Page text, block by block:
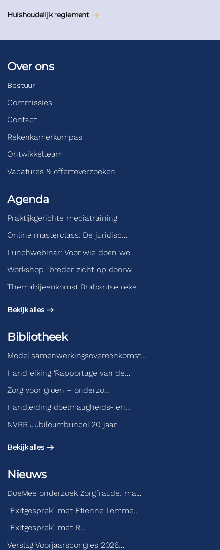
Huishoudelijk reglement
Over ons
Bestuur
Commissies
Contact
Rekenkamerkompas
Ontwikkelteam
Vacatures & offerteverzoeken
Agenda
Praktijkgerichte mediatraining
Online masterclass: De juridisc…
Lunchwebinar: Voor wie doen we…
Workshop “breder zicht op doorw…
Themabijeenkomst Brabantse reke…
Bekijk alles
Bibliotheek
Model samenwerkingsovereenkomst…
Handreiking ‘Rapportage van de…
Zorg voor groen – onderzo…
Handleiding doelmatigheids- en…
NVRR Jubileumbundel 20 jaar
Bekijk alles
Nieuws
DoeMee onderzoek Zorgfraude: ma…
“Exitgesprek” met Etienne Lemme…
“Exitgesprek” met R…
Verslag Voorjaarscongres 2026…